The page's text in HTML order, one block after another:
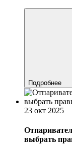
Подробнее
23 окт 2025
выбрать